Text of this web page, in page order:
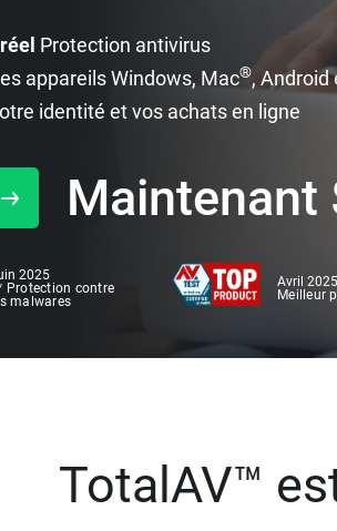
Protection antivirus
les appareils Windows, Mac®, Android
identité et vos achats en ligne
Maintenant
2025
Protection contre
malwares
Avril 2025
Meilleur
TotalAV™